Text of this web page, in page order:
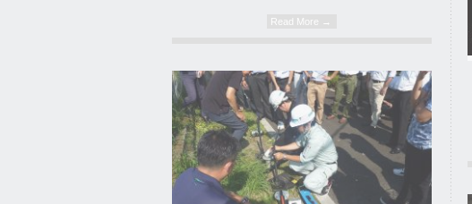
Read More →